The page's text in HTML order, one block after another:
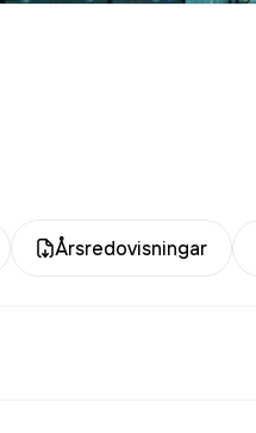
Årsredovisningar